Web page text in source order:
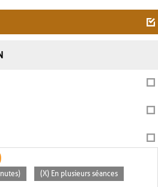
(X) En plusieurs séances